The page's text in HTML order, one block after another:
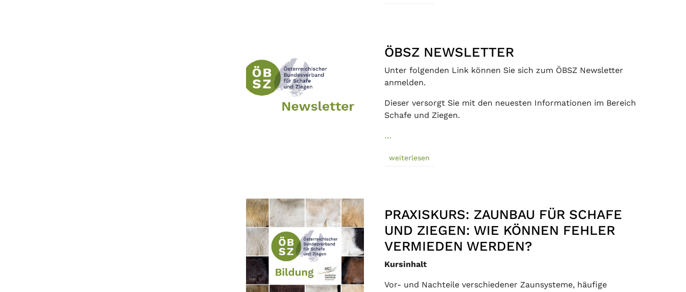
ÖBSZ NEWSLETTER
Unter folgenden Link können Sie sich zum ÖBSZ Newsletter
anmelden.
Dieser versorgt Sie mit den neuesten Informationen im Bereich
Schafe und Ziegen.
…
weiterlesen
PRAXISKURS: ZAUNBAU FÜR SCHAFE
UND ZIEGEN: WIE KÖNNEN FEHLER
VERMIEDEN WERDEN?
Kursinhalt
Vor- und Nachteile verschiedener Zaunsysteme, häufige